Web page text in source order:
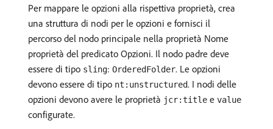
Per mappare le opzioni alla rispettiva proprietà, crea
una struttura di nodi per le opzioni e fornisci il
percorso del nodo principale nella proprietà Nome
proprietà del predicato Opzioni. Il nodo padre deve
essere di tipo sling: OrderedFolder. Le opzioni
devono essere di tipo nt:unstructured. I nodi delle
opzioni devono avere le proprietà jcr:title e value
configurate.